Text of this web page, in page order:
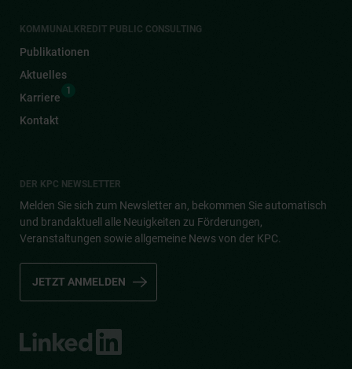
KOMMUNALKREDIT PUBLIC CONSULTING
Publikationen
Aktuelles
Karriere
1
Kontakt
DER KPC NEWSLETTER
Melden Sie sich zum Newsletter an, bekommen Sie automatisch
und brandaktuell alle Neuigkeiten zu Förderungen,
Veranstaltungen sowie allgemeine News von der KPC.
JETZT ANMELDEN